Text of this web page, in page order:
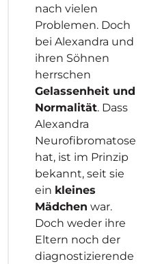
nach vielen
Problemen. Doch
bei Alexandra und
ihren Söhnen
herrschen
Gelassenheit und
Normalität. Dass
Alexandra
Neurofibromatose
hat, ist im Prinzip
bekannt, seit sie
ein kleines
Mädchen war.
Doch weder ihre
Eltern noch der
diagnostizierende